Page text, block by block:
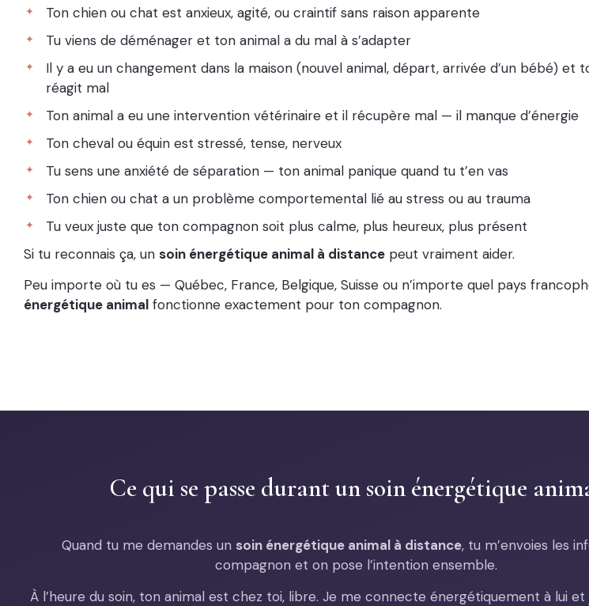
Ton chien ou chat est anxieux, agité, ou craintif sans raison apparente
Tu viens de déménager et ton animal a du mal à s’adapter
Il y a eu un changement dans la maison (nouvel animal, départ, arrivée d’un bébé) et
réagit mal
Ton animal a eu une intervention vétérinaire et il récupère mal — il manque d’énergie
Ton cheval ou équin est stressé, tense, nerveux
Tu sens une anxiété de séparation — ton animal panique quand tu t’en vas
Ton chien ou chat a un problème comportemental lié au stress ou au trauma
Tu veux juste que ton compagnon soit plus calme, plus heureux, plus présent
Si tu reconnais ça, un soin énergétique animal à distance peut vraiment aider.
Peu importe où tu es — Québec, France, Belgique, Suisse ou n’importe quel pays
énergétique animal fonctionne exactement pour ton compagnon.
Ce qui se passe durant un soin énergétique
Quand tu me demandes un soin énergétique animal à distance, tu m’envoies les
compagnon et on pose l’intention ensemble.
À l’heure du soin, ton animal est chez toi, libre. Je me connecte énergétiquement à lui et